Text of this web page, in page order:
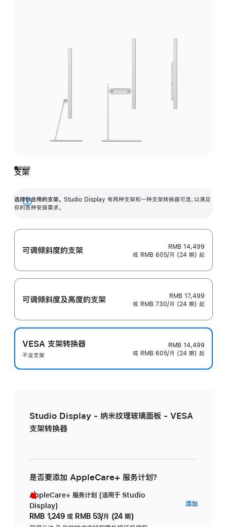
支架
选择你合用的支架。 Studio Display 有两种支架和一种支架转换器可选，以满足
你的各种安装需求。
展
可调倾斜度的支架
RMB 14,499
或 RMB 605/月 (24 期) 起
可调倾斜度及高‍度的支‍架
RMB 17,499
或 RMB 730/月 (24 期) 起
VESA 支架转换器
不含支架
RMB 14,499
或 RMB 605/月 (24 期) 起
Studio Display - 纳米纹理玻璃面板 - VESA
支架转换器
是否要添加 AppleCare+ 服务计划？
AppleCare+ 服务计划 (适用于 Studio
Display)
RMB 1,249 或 RMB 53/月 (24 期)
添加